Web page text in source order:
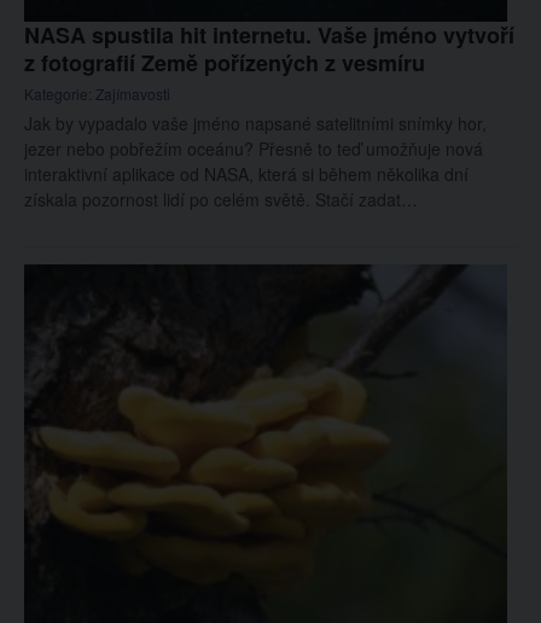
NASA spustila hit internetu. Vaše jméno vytvoří
z fotografií Země pořízených z vesmíru
Kategorie: Zajímavosti
Jak by vypadalo vaše jméno napsané satelitními snímky hor,
jezer nebo pobřežím oceánu? Přesně to teď umožňuje nová
interaktivní aplikace od NASA, která si během několika dní
získala pozornost lidí po celém světě. Stačí zadat…